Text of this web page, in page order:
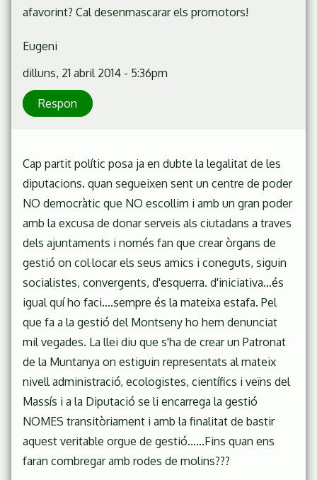
afavorint? Cal desenmascarar els promotors!
Eugeni
dilluns, 21 abril 2014 - 5:36pm
Respon
Cap partit polític posa ja en dubte la legalitat de les
diputacions. quan segueixen sent un centre de poder
NO democràtic que NO escollim i amb un gran poder
amb la excusa de donar serveis als ciutadans a traves
dels ajuntaments i només fan que crear òrgans de
gestió on col·locar els seus amics i coneguts, siguin
socialistes, convergents, d'esquerra. d'iniciativa...és
igual quí ho faci....sempre és la mateixa estafa. Pel
que fa a la gestió del Montseny ho hem denunciat
mil vegades. La llei diu que s'ha de crear un Patronat
de la Muntanya on estiguin representats al mateix
nivell administració, ecologistes, científics i veïns del
Massís i a la Diputació se li encarrega la gestió
NOMES transitòriament i amb la finalitat de bastir
aquest veritable orgue de gestió......Fins quan ens
faran combregar amb rodes de molins???